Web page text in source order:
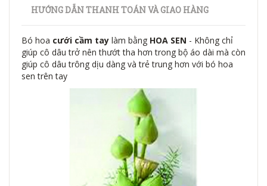
HƯỚNG DẪN THANH TOÁN VÀ GIAO HÀNG
Bó hoa cưới cầm tay làm bằng HOA SEN - Không chỉ
giúp cô dâu trở nên thướt tha hơn trong bộ áo dài mà còn
giúp cô dâu trông dịu dàng và trẻ trung hơn với bó hoa
sen trên tay